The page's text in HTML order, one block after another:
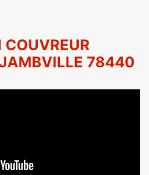
78440